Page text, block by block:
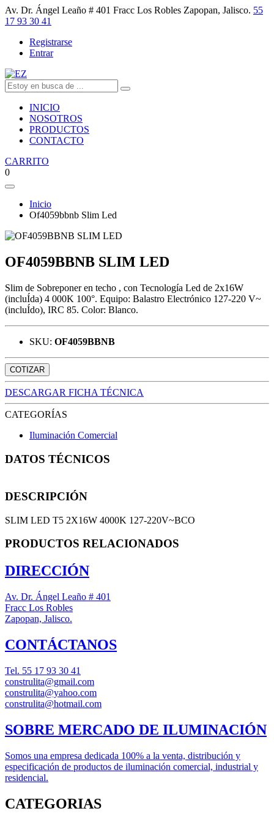
Av. Dr. Ángel Leaño # 401 Fracc Los Robles Zapopan, Jalisco. 55
17 93 30 41
Registrarse
Entrar
INICIO
NOSOTROS
PRODUCTOS
CONTACTO
CARRITO
0
Inicio
Of4059bbnb Slim Led
OF4059BBNB SLIM LED
Slim de Sobreponer en techo , con Tecnología Led de 2x16W
(incluÍda) 4 000K 100°. Equipo: Balastro Electrónico 127-220 V~
(incluÍdo), IRC 85. Color: Blanco.
SKU: OF4059BBNB
COTIZAR
DESCARGAR FICHA TÉCNICA
CATEGORÍAS
Iluminación Comercial
DATOS TÉCNICOS
DESCRIPCIÓN
SLIM LED T5 2X16W 4000K 127-220V~BCO
PRODUCTOS RELACIONADOS
DIRECCIÓN
Av. Dr. Ángel Leaño # 401
Fracc Los Robles
Zapopan, Jalisco.
CONTÁCTANOS
Tel. 55 17 93 30 41
construlita@gmail.com
construlita@yahoo.com
construlita@hotmail.com
SOBRE MERCADO DE ILUMINACIÓN
Somos una empresa dedicada 100% a la venta, distribución y
especificación de productos de iluminación comercial, industrial y
residencial.
CATEGORIAS